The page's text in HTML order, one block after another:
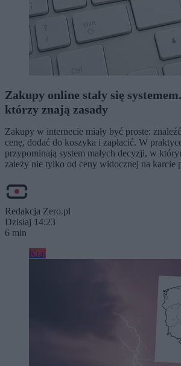
Zakupy online stały się
którzy znają zasady
Zakupy w internecie miały być proste:
cenę, dodać do koszyka i zapłacić. W
przypominają system małych decyzji, w
zależy nie tylko od ceny widocznej na karcie
Redakcja Zero.pl
Dzisiaj 14:23
6 min
Kraj